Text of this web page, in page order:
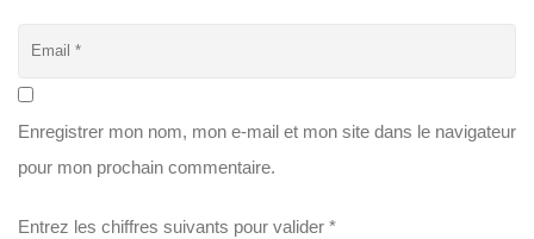
Enregistrer mon nom, mon e-mail et mon site dans le navigateur
pour mon prochain commentaire.
Entrez les chiffres suivants pour valider *